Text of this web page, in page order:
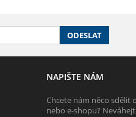
ODESLAT
NAPIŠTE NÁM
Chcete nám něco sdělit
nebo e-shopu?